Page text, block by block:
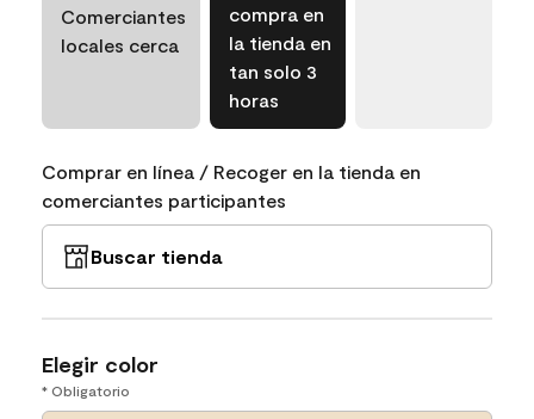
Comerciantes
locales cerca
compra en
la tienda en
tan solo 3
horas
Comprar en línea / Recoger en la tienda en
comerciantes participantes
Buscar tienda
Elegir color
* Obligatorio